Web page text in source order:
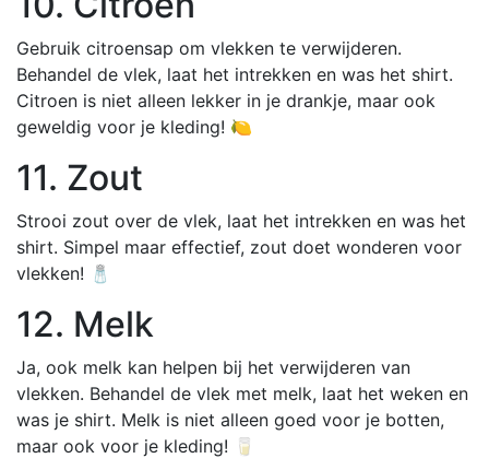
Gebruik citroensap om vlekken te verwijderen.
Behandel de vlek, laat het intrekken en was het shirt.
Citroen is niet alleen lekker in je drankje, maar ook
geweldig voor je kleding! 🍋
11. Zout
Strooi zout over de vlek, laat het intrekken en was het
shirt. Simpel maar effectief, zout doet wonderen voor
vlekken! 🧂
12. Melk
Ja, ook melk kan helpen bij het verwijderen van
vlekken. Behandel de vlek met melk, laat het weken en
was je shirt. Melk is niet alleen goed voor je botten,
maar ook voor je kleding! 🥛